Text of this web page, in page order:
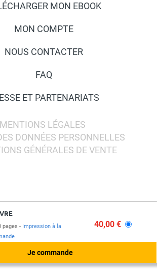
pages
Impression à la
40,00 €
MON EBOOK
MON COMPTE
NOUS CONTACTER
FAQ
ET PARTENARIATS
MENTIONS LÉGALES
DONNÉES PERSONNELLES
GÉNÉRALES DE VENTE